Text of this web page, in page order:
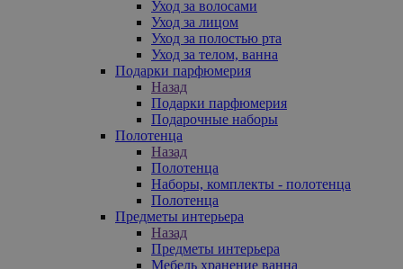
Уход за волосами
Уход за лицом
Уход за полостью рта
Уход за телом, ванна
Подарки парфюмерия
Назад
Подарки парфюмерия
Подарочные наборы
Полотенца
Назад
Полотенца
Наборы, комплекты - полотенца
Полотенца
Предметы интерьера
Назад
Предметы интерьера
Мебель хранение ванна